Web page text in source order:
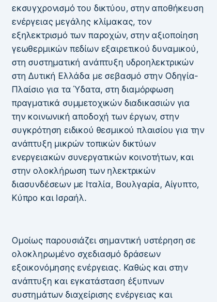
εκσυγχρονισμό του δικτύου, στην αποθήκευση
ενέργειας μεγάλης κλίμακας, τον
εξηλεκτρισμό των παροχών, στην αξιοποίηση
γεωθερμικών πεδίων εξαιρετικού δυναμικού,
στη συστηματική ανάπτυξη υδροηλεκτρικών
στη Δυτική Ελλάδα με σεβασμό στην Οδηγία-
Πλαίσιο για τα Ύδατα, στη διαμόρφωση
πραγματικά συμμετοχικών διαδικασιών για
την κοινωνική αποδοχή των έργων, στην
συγκρότηση ειδικού θεσμικού πλαισίου για την
ανάπτυξη μικρών τοπικών δικτύων
ενεργειακών συνεργατικών κοινοτήτων, και
στην ολοκλήρωση των ηλεκτρικών
διασυνδέσεων με Ιταλία, Βουλγαρία, Αίγυπτο,
Κύπρο και Ισραήλ.
Ομοίως παρουσιάζει σημαντική υστέρηση σε
ολοκληρωμένο σχεδιασμό δράσεων
εξοικονόμησης ενέργειας. Καθώς και στην
ανάπτυξη και εγκατάσταση έξυπνων
συστημάτων διαχείρισης ενέργειας και